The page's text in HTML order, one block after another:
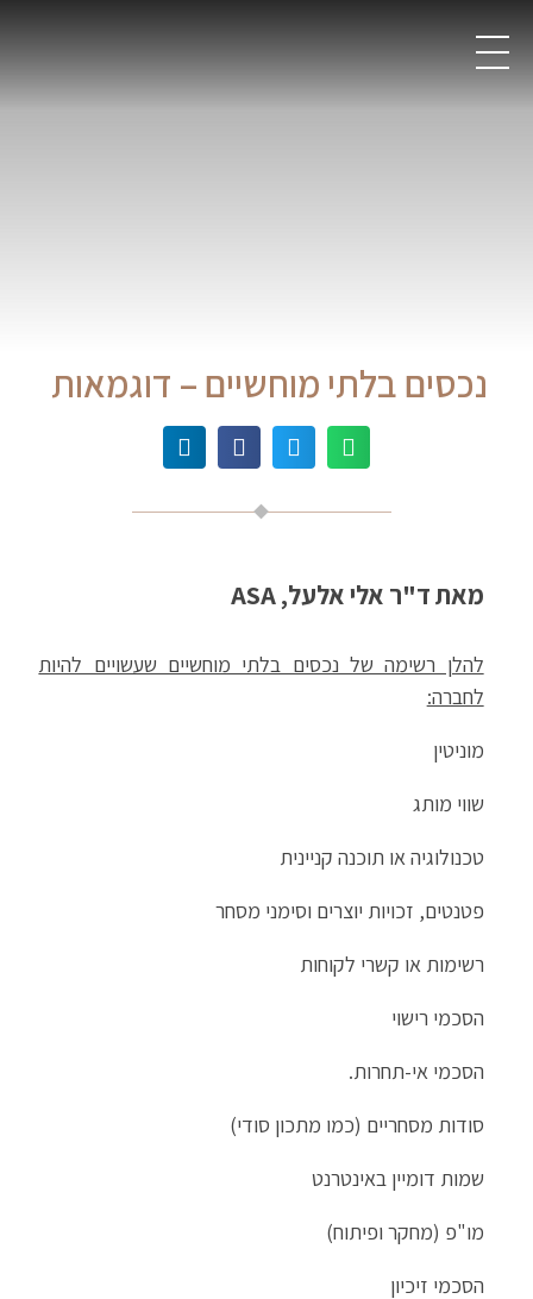
נכסים בלתי מוחשיים – דוגמאות
מאת ד"ר אלי אלעל, ASA
להלן רשימה של נכסים בלתי מוחשיים שעשויים להיות
לחברה:
מוניטין
שווי מותג
טכנולוגיה או תוכנה קניינית
פטנטים, זכויות יוצרים וסימני מסחר
רשימות או קשרי לקוחות
הסכמי רישוי
הסכמי אי-תחרות.
סודות מסחריים (כמו מתכון סודי)
שמות דומיין באינטרנט
מו"פ (מחקר ופיתוח)
הסכמי זיכיון